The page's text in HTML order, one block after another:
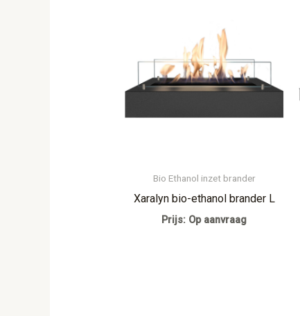
Bio Ethanol inzet brander
Xaralyn bio-ethanol brander L
Prijs: Op aanvraag